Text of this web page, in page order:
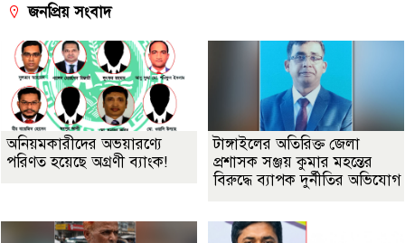
জনপ্রিয় সংবাদ
অনিয়মকারীদের অভয়ারণ্যে
পরিণত হয়েছে অগ্রণী ব্যাংক!
টাঙ্গাইলের অতিরিক্ত জেলা
প্রশাসক সঞ্জয় কুমার মহন্তের
বিরুদ্ধে ব্যাপক দুর্নীতির অভিযোগ